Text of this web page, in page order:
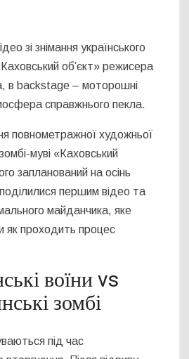
зі знімання українського
об’єкт» режисера
в backstage – моторошні
справжнього пекла.
повнометражної художньої
муві «Каховський
запланований на осінь
першим відео та
майданчика, яке
як проходить процес
воїни vs
зомбі
під час